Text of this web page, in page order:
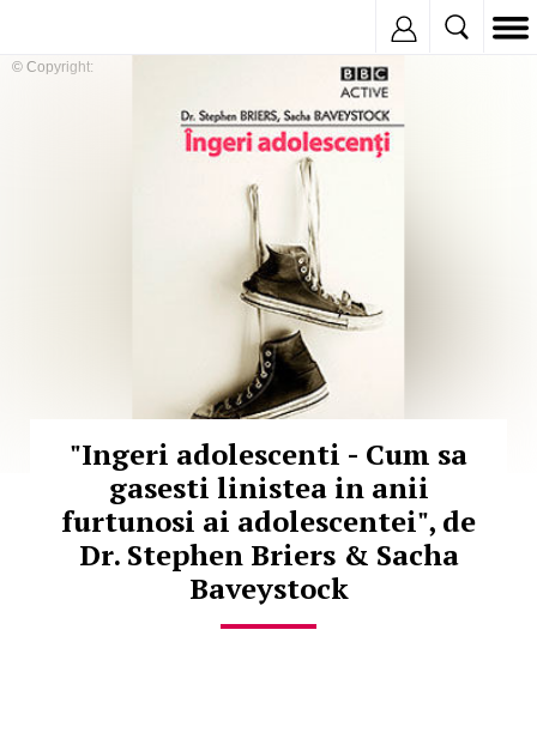
© Copyright:
"Ingeri adolescenti - Cum sa
gasesti linistea in anii
furtunosi ai adolescentei", de
Dr. Stephen Briers & Sacha
Baveystock